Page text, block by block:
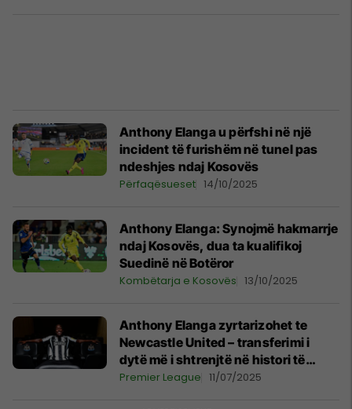
Anthony Elanga u përfshi në një
incident të furishëm në tunel pas
ndeshjes ndaj Kosovës
Përfaqësueset 14/10/2025
Anthony Elanga: Synojmë hakmarrje
ndaj Kosovës, dua ta kualifikoj
Suedinë në Botëror
Kombëtarja e Kosovës 13/10/2025
Anthony Elanga zyrtarizohet te
Newcastle United – transferimi i
dytë më i shtrenjtë në histori të
klubit
Premier League 11/07/2025